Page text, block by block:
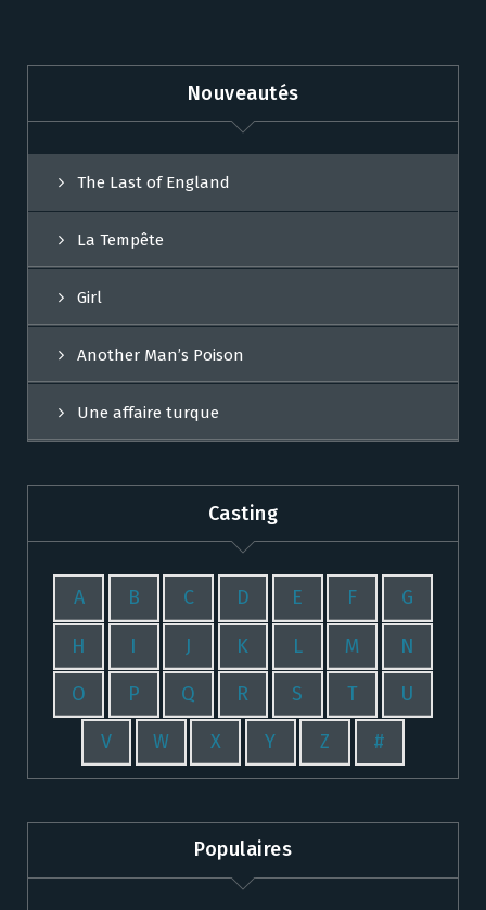
Nouveautés
The Last of England
La Tempête
Girl
Another Man’s Poison
Une affaire turque
Casting
A B C D E F G
H I J K L M N
O P Q R S T U
V W X Y Z #
Populaires